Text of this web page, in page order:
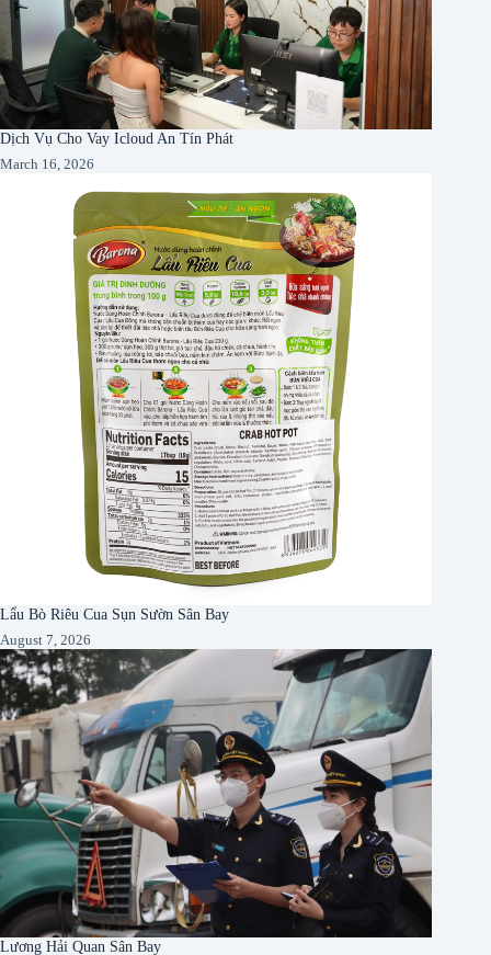
Dịch Vụ Cho Vay Icloud An Tín Phát
March 16, 2026
Lẩu Bò Riêu Cua Sụn Sườn Sân Bay
August 7, 2026
Lương Hải Quan Sân Bay